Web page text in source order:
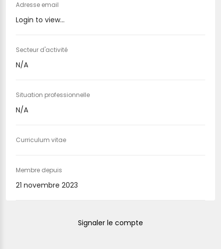
Adresse email
Login to view...
Secteur d'activité
N/A
Situation professionnelle
N/A
Curriculum vitae
Membre depuis
21 novembre 2023
Signaler le compte